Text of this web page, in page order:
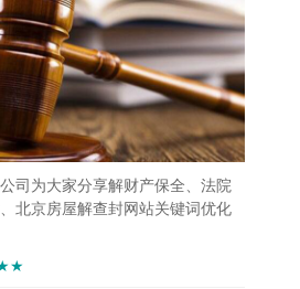
司为大家分享解财产保全、法院
北京房屋解查封网站关键词优化